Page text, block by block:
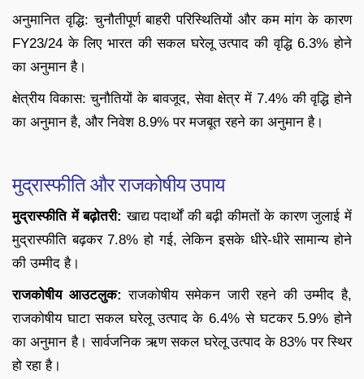
अनुमानित वृद्धि: चुनौतीपूर्ण बाहरी परिस्थितियों और कम मांग के कारण
FY23/24 के लिए भारत की सकल घरेलू उत्पाद की वृद्धि 6.3% होने
का अनुमान है।
क्षेत्रीय विकास: चुनौतियों के बावजूद, सेवा क्षेत्र में 7.4% की वृद्धि होने
का अनुमान है, और निवेश 8.9% पर मजबूत रहने का अनुमान है।
मुद्रास्फीति और राजकोषीय उपाय
मुद्रास्फीति में बढ़ोतरी: खाद्य पदार्थों की बढ़ी कीमतों के कारण जुलाई में
मुद्रास्फीति बढ़कर 7.8% हो गई, लेकिन इसके धीरे-धीरे सामान्य होने
की उम्मीद है।
राजकोषीय आउटलुक: राजकोषीय समेकन जारी रहने की उम्मीद है,
राजकोषीय घाटा सकल घरेलू उत्पाद के 6.4% से घटकर 5.9% होने
का अनुमान है। सार्वजनिक ऋण सकल घरेलू उत्पाद के 83% पर स्थिर
हो रहा है।